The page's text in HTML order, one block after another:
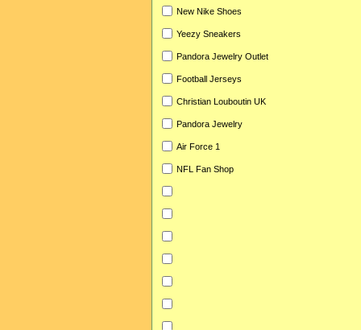
New Nike Shoes
Yeezy Sneakers
Pandora Jewelry Outlet
Football Jerseys
Christian Louboutin UK
Pandora Jewelry
Air Force 1
NFL Fan Shop